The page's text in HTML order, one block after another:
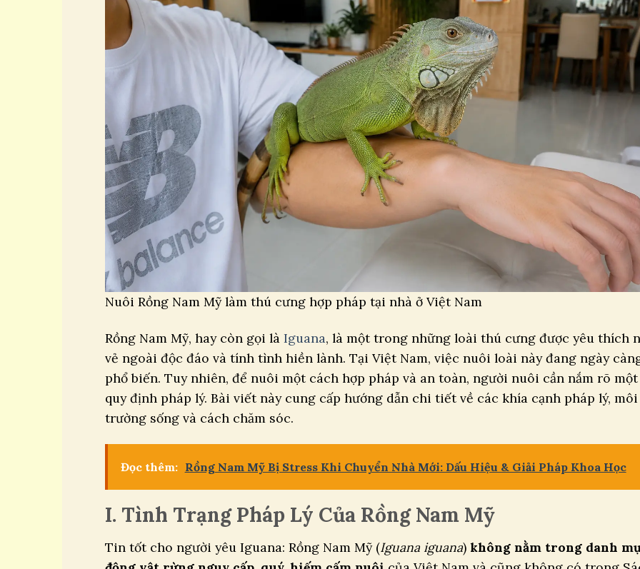
Nuôi Rồng Nam Mỹ làm thú cưng hợp pháp tại nhà ở Việt Nam
Rồng Nam Mỹ, hay còn gọi là Iguana, là một trong những loài thú cưng được yêu thích
vẻ ngoài độc đáo và tính tình hiền lành. Tại Việt Nam, việc nuôi loài này đang ngày
phổ biến. Tuy nhiên, để nuôi một cách hợp pháp và an toàn, người nuôi cần nắm rõ một
quy định pháp lý. Bài viết này cung cấp hướng dẫn chi tiết về các khía cạnh pháp lý, môi
trường sống và cách chăm sóc.
Đọc thêm: Rồng Nam Mỹ Bị Stress Khi Chuyển Nhà Mới: Dấu Hiệu & Giải Pháp Khoa Học
I. Tình Trạng Pháp Lý Của Rồng Nam Mỹ
Tin tốt cho người yêu Iguana: Rồng Nam Mỹ (Iguana iguana) không nằm trong danh